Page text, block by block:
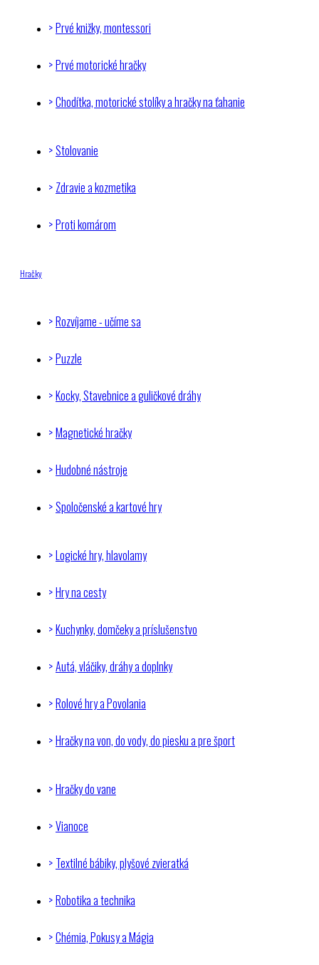
Prvé knižky, montessori
Prvé motorické hračky
Chodítka, motorické stolíky a hračky na ťahanie
Stolovanie
Zdravie a kozmetika
Proti komárom
Hračky
Rozvíjame - učíme sa
Puzzle
Kocky, Stavebnice a guličkové dráhy
Magnetické hračky
Hudobné nástroje
Spoločenské a kartové hry
Logické hry, hlavolamy
Hry na cesty
Kuchynky, domčeky a príslušenstvo
Autá, vláčiky, dráhy a doplnky
Rolové hry a Povolania
Hračky na von, do vody, do piesku a pre šport
Hračky do vane
Vianoce
Textilné bábiky, plyšové zvieratká
Robotika a technika
Chémia, Pokusy a Mágia